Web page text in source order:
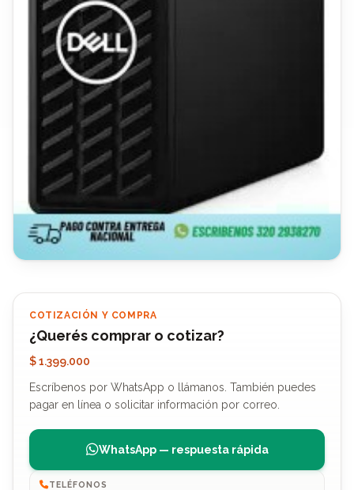
COTIZACIÓN Y COMPRA
¿Querés comprar o cotizar?
$ 1.399.000
Escríbenos por WhatsApp o llámanos. También puedes
pagar en línea o solicitar información por correo.
WhatsApp — respuesta rápida
TELÉFONOS